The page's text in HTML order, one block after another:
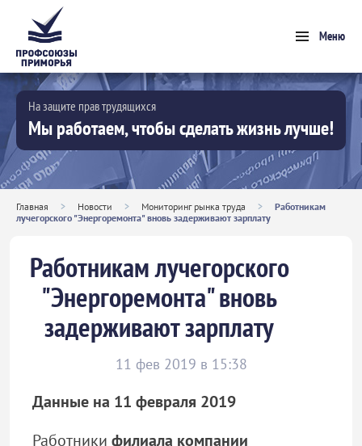
Меню
На защите прав трудящихся
Мы работаем, чтобы сделать жизнь лучше!
Главная > Новости > Мониторинг рынка труда >
Работникам
лучегорского "Энергоремонта" вновь задерживают зарплату
Работникам лучегорского
"Энергоремонта" вновь
задерживают зарплату
11 фев 2019 в 15:38
Данные на 11 февраля 2019
Работники филиала компании